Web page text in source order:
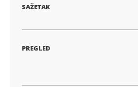
SAŽETAK
PREGLED